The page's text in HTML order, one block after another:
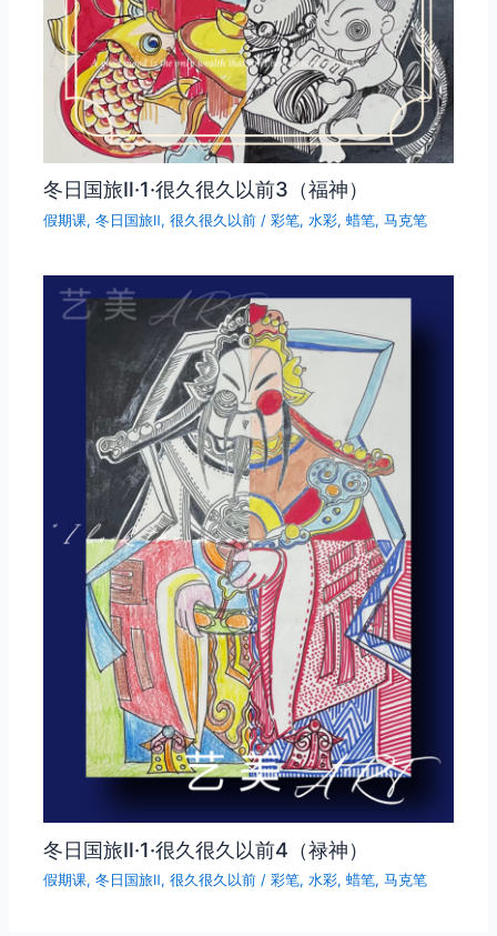
冬日国旅Ⅱ·1·很久很久以前3（福神）
假期课,冬日国旅Ⅱ,很久很久以前 /彩笔,水彩,蜡笔,马克笔
冬日国旅Ⅱ·1·很久很久以前4（禄神）
假期课,冬日国旅Ⅱ,很久很久以前 /彩笔,水彩,蜡笔,马克笔